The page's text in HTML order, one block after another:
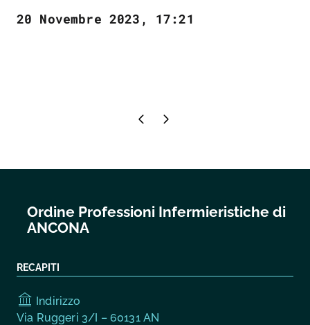
20 Novembre 2023, 17:21
Pagina precedente
Pagina successiva
Ordine Professioni Infermieristiche di
ANCONA
RECAPITI
Indirizzo
Via Ruggeri 3/I – 60131 AN